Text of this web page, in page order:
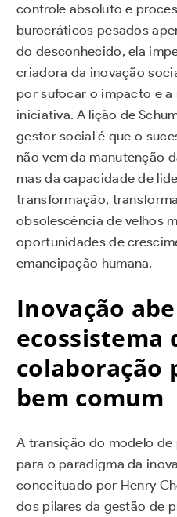
controle absoluto e
burocráticos pesados
do desconhecido, ela
criadora da inovação
por sufocar o impacto e a
iniciativa. A lição de
gestor social é que o
não vem da manutenção
mas da capacidade de
transformação,
obsolescência de velhos
oportunidades de
emancipação humana.
Inovação
ecossistema
colaboração
bem comum
A transição do modelo
para o paradigma da
conceituado por Henry
dos pilares da gestão de